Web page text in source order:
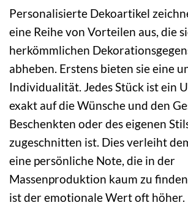
Personalisierte Dekoartikel
eine Reihe von Vorteilen aus, die
herkömmlichen
abheben. Erstens bieten sie eine
Individualität. Jedes Stück ist ein
exakt auf die Wünsche und den
Beschenkten oder des eigenen
zugeschnitten ist. Dies verleiht
eine persönliche Note, die in der
Massenproduktion kaum zu
ist der emotionale Wert oft höher.